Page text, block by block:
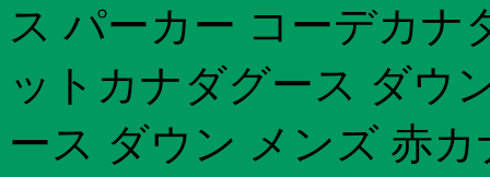
ス パーカー コーデカナ
ットカナダグース ダウ
ース ダウン メンズ 赤